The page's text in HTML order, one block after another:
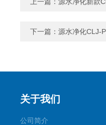
下一篇： 源水净化CLJ-
关于我们
公司简介